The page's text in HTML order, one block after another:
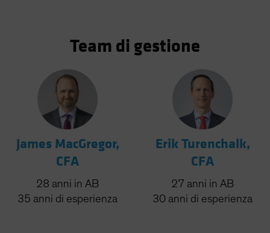
Team di gestione
James MacGregor,
CFA
28 anni in AB
35 anni di esperienza
Erik Turenchalk,
CFA
27 anni in AB
30 anni di esperienza